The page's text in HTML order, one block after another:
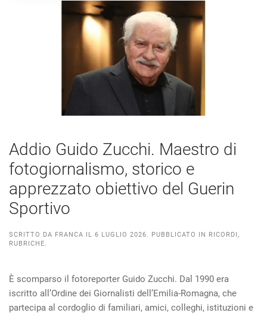
Addio Guido Zucchi. Maestro di
fotogiornalismo, storico e
apprezzato obiettivo del Guerin
Sportivo
SCRITTO DA FRANCA IL 6 LUGLIO 2026. PUBBLICATO IN RICORDI ,
RUBRICHE.
È scomparso il fotoreporter Guido Zucchi. Dal 1990 era
iscritto all’Ordine dei Giornalisti dell’Emilia-Romagna, che
partecipa al cordoglio di familiari, amici, colleghi, istituzioni e